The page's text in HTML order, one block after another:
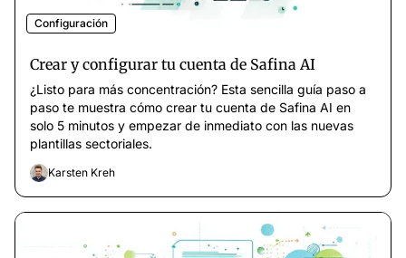
Configuración
Crear y configurar tu cuenta de Safina AI
¿Listo para más concentración? Esta sencilla guía paso a
paso te muestra cómo crear tu cuenta de Safina AI en
solo 5 minutos y empezar de inmediato con las nuevas
plantillas sectoriales.
Karsten Kreh